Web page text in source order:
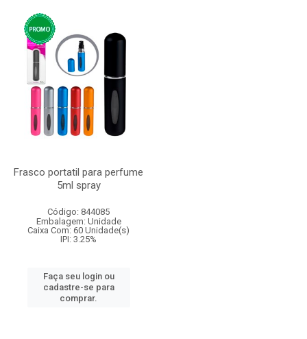
Frasco portatil para perfume
5ml spray
Código: 844085
Embalagem: Unidade
Caixa Com: 60 Unidade(s)
IPI: 3.25%
Faça seu login ou
cadastre-se para
comprar.